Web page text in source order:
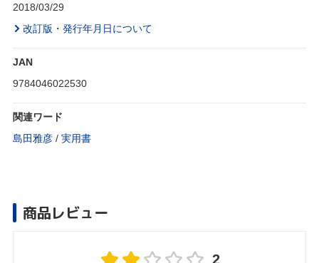
2018/03/29
改訂版・発行年月日について
JAN
9784046022530
関連ワード
島田雅彦 / 実用書
商品レビュー
2